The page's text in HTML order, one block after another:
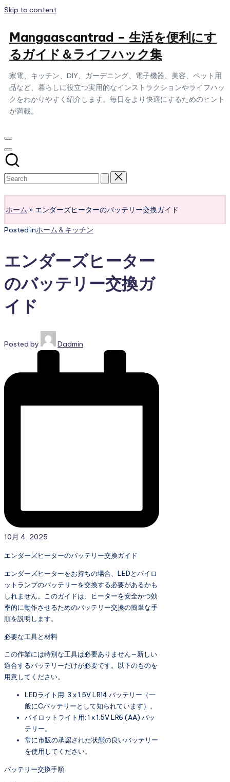
Skip to content
Mangaascantrad – 生活を便利にす
るガイド＆ライフハック集
家電、キッチン、DIY、ガーデニング、電子機器、美容、ペット用
品など、暮らしに役立つ実用的なインストラクションやライフハッ
クをわかりやすく紹介します。毎日をより快適にするためのヒント
が満載。
ホーム » エンダーズヒーターのバッテリー交換ガイド
Posted inホーム＆キッチン
エンダーズヒーター
のバッテリー交換ガ
イド
Posted by Dadmin
10月 4, 2025
エンダーズヒーターのバッテリー交換ガイド
エンダーズヒーターをお持ちの場合、LEDとパイロ
ットランプのバッテリーを交換する必要があるかも
しれません。このガイドは、ヒーターを安全かつ効
率的に動作させるためのバッテリー交換の簡単な手
順を説明します。
必要な工具と材料
この作業には特別な工具は必要ありません—新しい
適合するバッテリーだけが必要です。以下のものを
用意してください。
LEDライト用: 3 x 1.5V LR14 バッテリー（一
般にCバッテリーとして知られています）。
パイロットライト用: 1 x 1.5V LR6 (AA) バッ
テリー。
常に市販の承認された状態の良いバッテリー
を使用してください。
バッテリー交換手順